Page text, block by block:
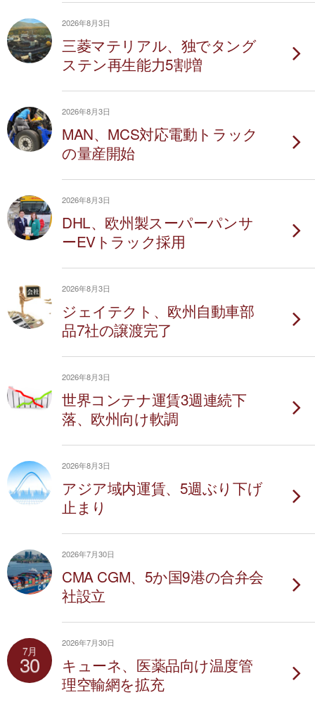
2026年8月3日
三菱マテリアル、独でタング
ステン再生能力5割増
2026年8月3日
MAN、MCS対応電動トラック
の量産開始
2026年8月3日
DHL、欧州製スーパーパンサ
ーEVトラック採用
2026年8月3日
ジェイテクト、欧州自動車部
品7社の譲渡完了
2026年8月3日
世界コンテナ運賃3週連続下
落、欧州向け軟調
2026年8月3日
アジア域内運賃、5週ぶり下げ
止まり
2026年7月30日
CMA CGM、5か国9港の合弁会
社設立
7月
30
2026年7月30日
キューネ、医薬品向け温度管
理空輸網を拡充